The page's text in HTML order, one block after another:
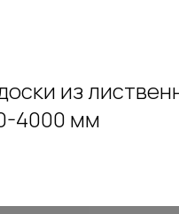
из
4000 мм